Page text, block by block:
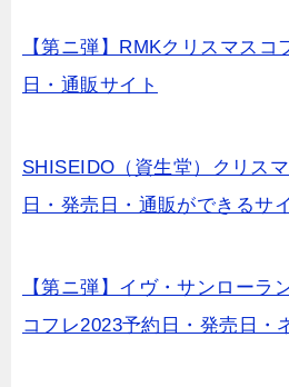
【第ニ弾】RMKクリスマス
日・通販サイト
SHISEIDO（資生堂）クリス
日・発売日・通販ができるサ
【第ニ弾】イヴ・サンローラ
コフレ2023予約日・発売日